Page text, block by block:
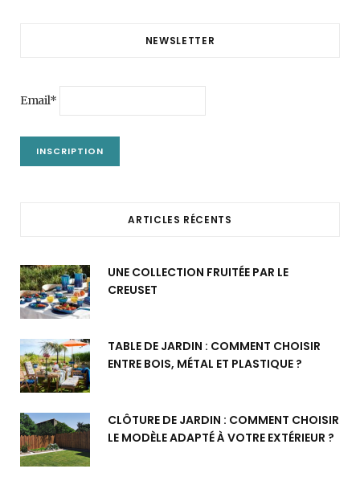
NEWSLETTER
Email*
ARTICLES RÉCENTS
UNE COLLECTION FRUITÉE PAR LE
CREUSET
TABLE DE JARDIN : COMMENT CHOISIR
ENTRE BOIS, MÉTAL ET PLASTIQUE ?
CLÔTURE DE JARDIN : COMMENT CHOISIR
LE MODÈLE ADAPTÉ À VOTRE EXTÉRIEUR ?